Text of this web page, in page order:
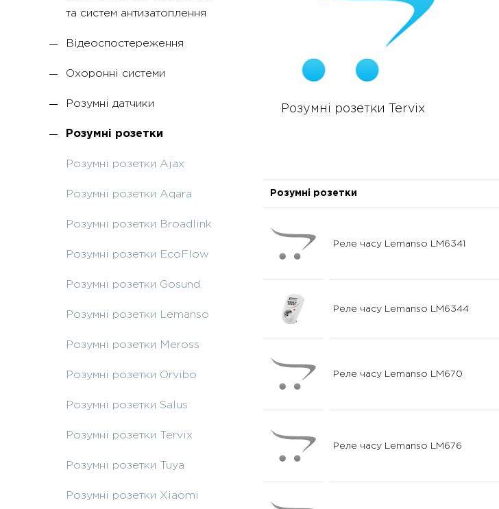
та систем антизатоплення
Відеоспостереження
Охоронні системи
Розумні датчики
Розумні розетки
Розумні розетки Ajax
Розумні розетки Aqara
Розумні розетки Broadlink
Розумні розетки EcoFlow
Розумні розетки Gosund
Розумні розетки Lemanso
Розумні розетки Meross
Розумні розетки Orvibo
Розумні розетки Salus
Розумні розетки Tervix
Розумні розетки Tuya
Розумні розетки Xiaomi
Розумні розетки Tervix
Розумні розетки
Реле часу Lemanso LM6341
Реле часу Lemanso LM6344
Реле часу Lemanso LM670
Реле часу Lemanso LM676